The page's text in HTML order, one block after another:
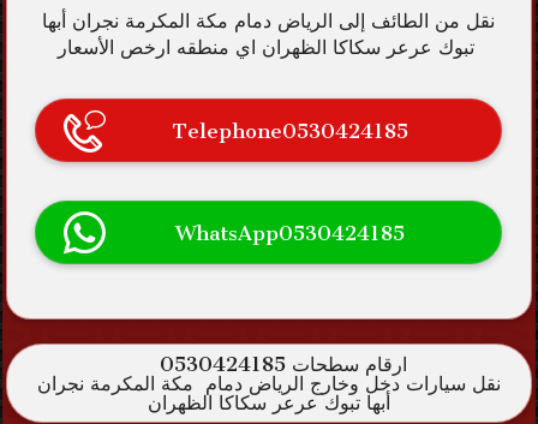
نقل من الطائف إلى الرياض دمام مكة المكرمة نجران أبها
تبوك عرعر سكاكا الظهران اي منطقه ارخص الأسعار
Telephone0530424185
WhatsApp0530424185
نقل سيارات دخل وخارج الرياض دمام مكة المكرمة نجران
أبها تبوك عرعر سكاكا الظهران